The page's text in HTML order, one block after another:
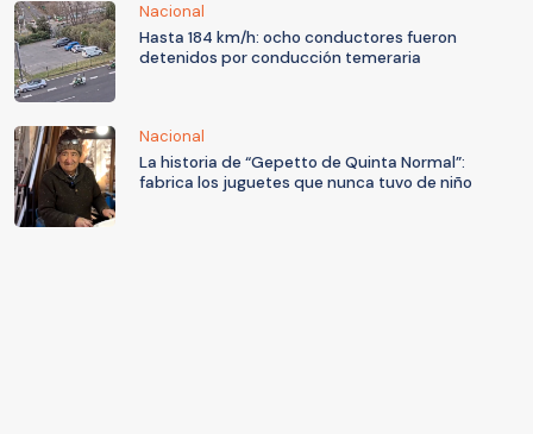
Nacional
Hasta 184 km/h: ocho conductores fueron
detenidos por conducción temeraria
Nacional
La historia de “Gepetto de Quinta Normal”:
fabrica los juguetes que nunca tuvo de niño